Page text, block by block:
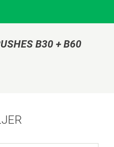
B30 + B60